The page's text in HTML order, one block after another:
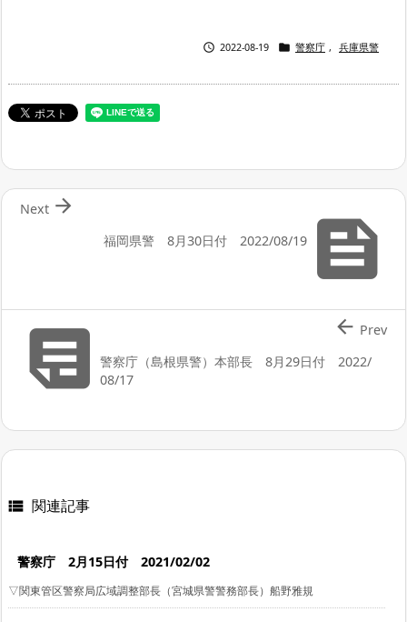
 2022-08-19  警察庁 , 兵庫県警

福岡県警 8月30日付 2022/08/19

Next
警察庁（島根県警）本部長 8月29日付 2022/
08/17
 Prev
 関連記事
警察庁 2月15日付 2021/02/02
▽関東管区警察局広域調整部長（宮城県警警務部長）船野雅規